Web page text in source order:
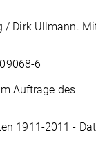
/ Dirk Ullmann.
6
Auftrage des
1911-2011 -